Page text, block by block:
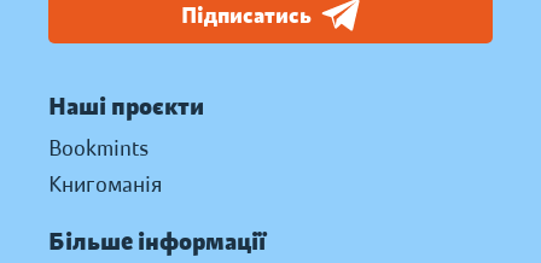
Підписатись
Наші проєкти
Bookmints
Книгоманія
Більше інформації